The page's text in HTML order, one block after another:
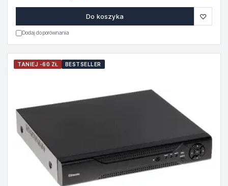
Do koszyka ♡
Dodaj do porównania
TANIEJ -60 ZŁ BESTSELLER